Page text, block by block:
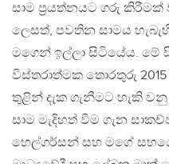
සාම ප‍්‍රයත්නයට ගරු කිරීමක්
ලෙසත්, පවතින සාමය
මගෙන් ඉල්ලා සිටියේය. මේ
විස්තරාත්මක තොරතුරු
තුළින් දැක ගැනීමට හැකි
සාම මැදිහත් වීම ගැන
හෙල්ගර්සන් සහ මගේ